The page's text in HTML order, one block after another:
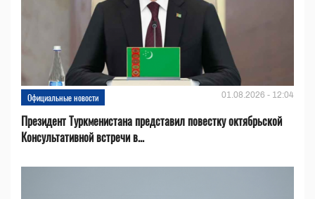
Официальные новости 01.08.2026 - 12:04
Президент Туркменистана представил повестку октябрьской
Консультативной встречи в...